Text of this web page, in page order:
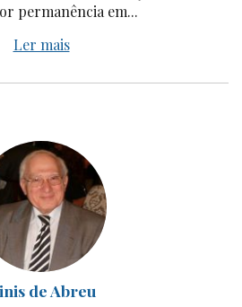
permanência em...
Ler mais
de Abreu